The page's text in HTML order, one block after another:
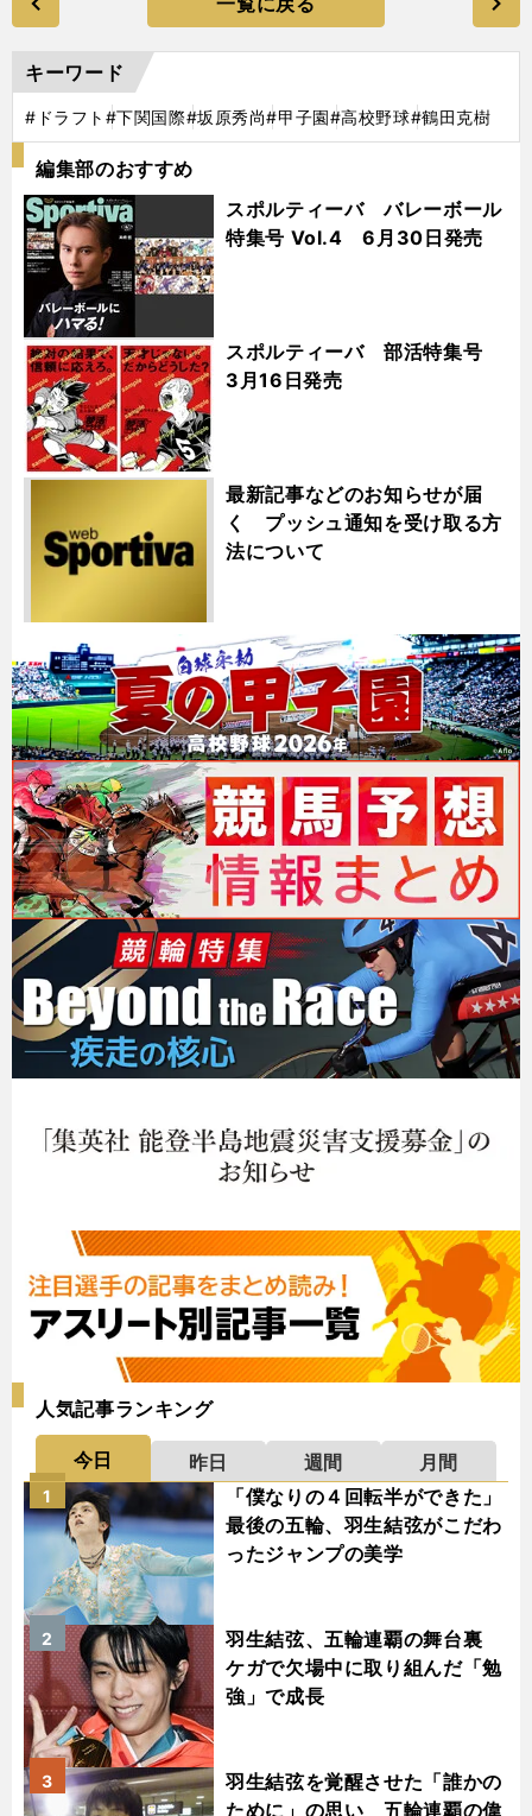
キーワード
#ドラフト #下関国際#坂原秀尚#甲子園#高校野球#鶴田克樹
編集部のおすすめ
スポルティーバ バレーボール
特集号 Vol.4 6月30日発売
スポルティーバ 部活特集号
3月16日発売
最新記事などのお知らせが届
く プッシュ通知を受け取る方
法について
人気記事ランキング
今日 昨日 週間
月間
「僕なりの４回転半ができた」
最後の五輪、羽生結弦がこだわ
ったジャンプの美学
1
羽生結弦、五輪連覇の舞台裏
ケガで欠場中に取り組んだ「勉
強」で成長
2
羽生結弦を覚醒させた「誰かの
ために」の思い 五輪連覇の偉
3